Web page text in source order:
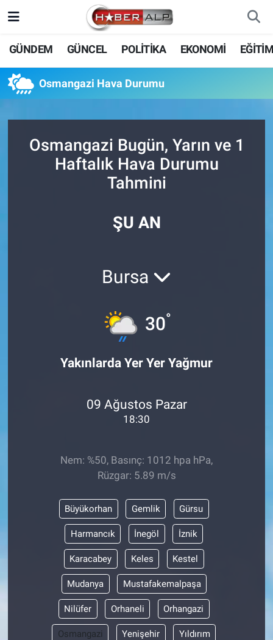
GÜNDEM GÜNCEL POLİTİKA EKONOMİ
Osmangazi Hava Durumu
Osmangazi Bugün, Yarın ve 1
Haftalık Hava Durumu
Tahmini
ŞU AN
Bursa
30°
Yakınlarda Yer Yer Yağmur
09 Ağustos Pazar
18:30
Nem: %50, Basınç: 1012 hpa hPa,
Rüzgar: 5.89 m/s
Büyükorhan Gemlik Gürsu
Harmancık İnegöl İznik
Karacabey Keles Kestel
Mudanya Mustafakemalpaşa
Nilüfer Orhaneli Orhangazi
Osmangazi Yenişehir Yıldırım
Nöbetçi Eczaneler
Hava Durumu
Süper Lig Puan Durumu ve Fikstür
Tüm Manşetler